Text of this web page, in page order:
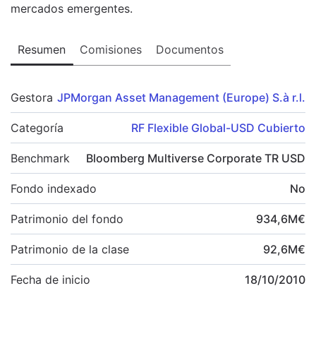
mercados emergentes.
Resumen Comisiones Documentos
Gestora JPMorgan Asset Management (Europe) S.à r.l.
Categoría RF Flexible Global-USD Cubierto
Benchmark Bloomberg Multiverse Corporate TR USD
Fondo indexado No
Patrimonio del fondo 934,6M€
Patrimonio de la clase 92,6M€
Fecha de inicio 18/10/2010